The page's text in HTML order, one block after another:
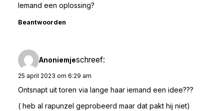
Iemand een oplossing?
Beantwoorden
Anoniemjeschreef:
25 april 2023 om 6:29 am
Ontsnapt uit toren via lange haar iemand een idee???
( heb al rapunzel geprobeerd maar dat pakt hij niet)